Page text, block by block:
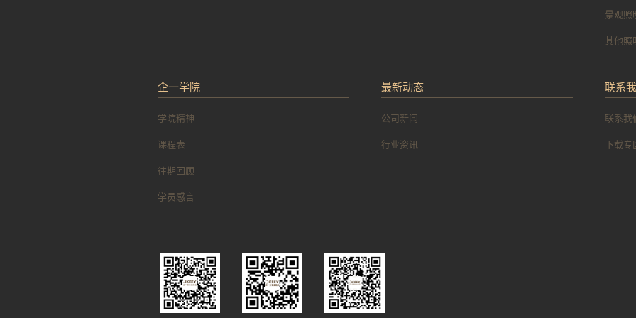
景观照
其他照
企一学院
学院精神
课程表
往期回顾
学员感言
最新动态
公司新闻
行业资讯
联系
联系我
下载专